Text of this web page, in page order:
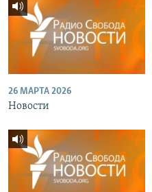
26 МАРТА 2026
Новости